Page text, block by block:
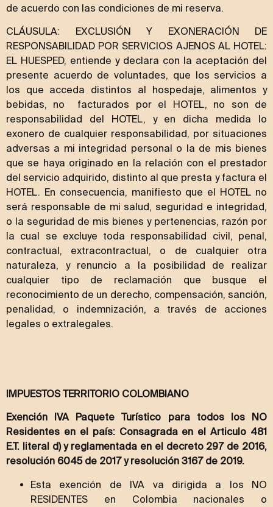
de acuerdo con las condiciones de mi reserva.
CLÁUSULA: EXCLUSIÓN Y EXONERACIÓN DE
RESPONSABILIDAD POR SERVICIOS AJENOS AL HOTEL:
EL HUESPED, entiende y declara con la aceptación del
presente acuerdo de voluntades, que los servicios a
los que acceda distintos al hospedaje, alimentos y
bebidas, no facturados por el HOTEL, no son de
responsabilidad del HOTEL, y en dicha medida lo
exonero de cualquier responsabilidad, por situaciones
adversas a mi integridad personal o la de mis bienes
que se haya originado en la relación con el prestador
del servicio adquirido, distinto al que presta y factura el
HOTEL. En consecuencia, manifiesto que el HOTEL no
será responsable de mi salud, seguridad e integridad,
o la seguridad de mis bienes y pertenencias, razón por
la cual se excluye toda responsabilidad civil, penal,
contractual, extracontractual, o de cualquier otra
naturaleza, y renuncio a la posibilidad de realizar
cualquier tipo de reclamación que busque el
reconocimiento de un derecho, compensación, sanción,
penalidad, o indemnización, a través de acciones
legales o extralegales.
IMPUESTOS TERRITORIO COLOMBIANO
Exención IVA Paquete Turístico para todos los NO
Residentes en el país: Consagrada en el Articulo 481
E.T. literal d) y reglamentada en el decreto 297 de 2016,
resolución 6045 de 2017 y resolución 3167 de 2019.
Esta exención de IVA va dirigida a los NO
RESIDENTES en Colombia nacionales o